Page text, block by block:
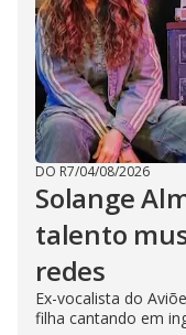
DO R7/04/08/2026
Solange
talento
redes
Ex-vocalista do
filha cantando em